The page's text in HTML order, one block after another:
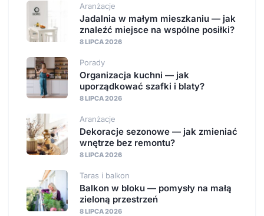
Aranżacje
Jadalnia w małym mieszkaniu — jak
znaleźć miejsce na wspólne posiłki?
8 LIPCA 2026
Porady
Organizacja kuchni — jak
uporządkować szafki i blaty?
8 LIPCA 2026
Aranżacje
Dekoracje sezonowe — jak zmieniać
wnętrze bez remontu?
8 LIPCA 2026
Taras i balkon
Balkon w bloku — pomysły na małą
zieloną przestrzeń
8 LIPCA 2026